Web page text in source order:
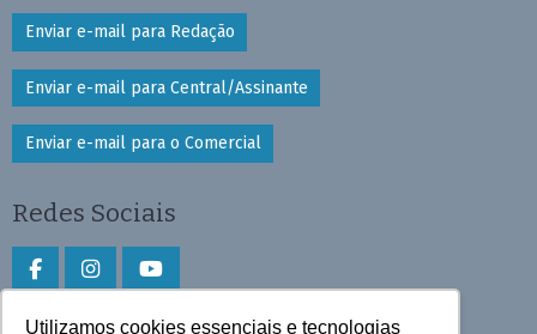
Utilizamos cookies essenciais e tecnologias
Enviar e-mail para Redação
Enviar e-mail para Central/Assinante
Enviar e-mail para o Comercial
Redes Sociais